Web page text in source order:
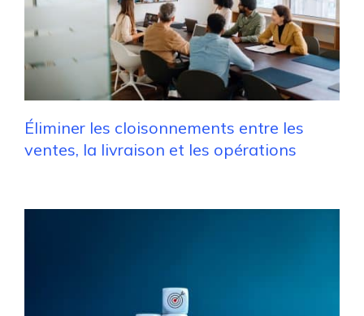
Éliminer les cloisonnements entre les
ventes, la livraison et les opérations